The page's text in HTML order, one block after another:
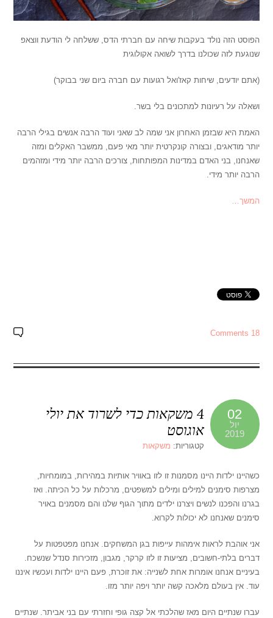
הפוסט הזה נולד בעקבות שיחה עם חברתי הדס, ששלחה לי הודעת ווצאפ
שנוגעת לזה שכולנו בדרך לשואה אקולוגית
(אתם יודעים, שיחות קאז'ואל רגועות עם חברה ביום שני בבוקר)
ושאלה על רעיונות למתכונים בלי בשר.
האמת היא שבזמן האחרון אני שמה לב שאני ועוד הרבה אנשים בגילי הרבה
יותר מודאגים, ובצורה קונקרטית יותר מאי פעם, ממשבר האקלים ומזה
שאנחנו, בני האדם במדינות המפותחות, צורכים הרבה יותר מידי ומזהמים
הרבה יותר מידי.
המשך…
18 Comments
02
יול
2019
4 משקאות כדי לשרוד את יולי
אוגוסט
קטגוריות: משקאות
כשהיינו ילדות היינו מסמנות זו לזו באוויר אותיות במהירות, במומחיות,
מצרפות סימנים למילים ומילים למשפטים, מרכלות על כל הכיתה. ואז
בגרנו והפכנו לנשים ויצרנו ילדים מתוך הגוף שלנו והם מסמנים באויר
סימנים שאנחנו לא יכולות לקרוא.
אני אוהבת לראות אימהות עייפות בגן המשחקים. אנחנו מפטפטות על
דברים בלתי-חשובים, מציעות זו לזו קרקר, מגבון, מזכירות סנדל שנשכח.
בעיניים אנחנו אומרות אחת לשנייה: את זוכרת, פעם היינו ילדות ועכשיו איננו
עוד. אין בעולם מלאכה קשה יותר ויפה יותר מזו.
עברו שנתיים היום מאז שהלכתי אל קצה גופי וחזרתי עם בני אביתר. שנתיים